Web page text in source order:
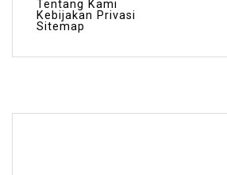
Tentang Kami
Kebijakan Privasi
Sitemap